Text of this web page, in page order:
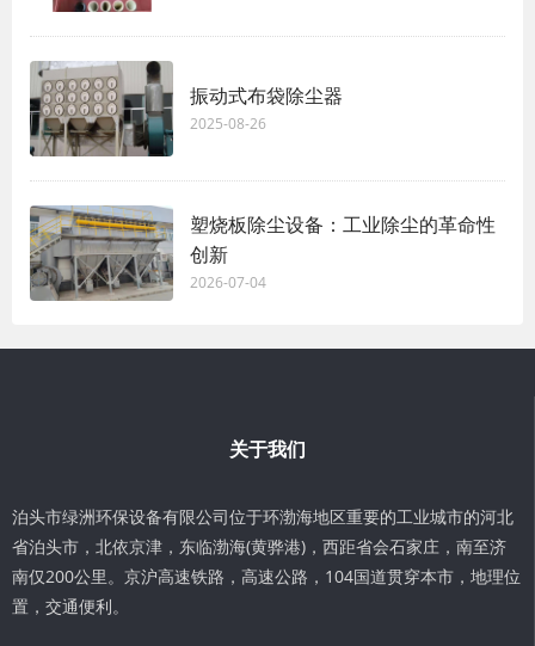
振动式布袋除尘器
2025-08-26
塑烧板除尘设备：工业除尘的革命性
创新
2026-07-04
关于我们
泊头市绿洲环保设备有限公司位于环渤海地区重要的工业城市的河北
省泊头市，北依京津，东临渤海(黄骅港)，西距省会石家庄，南至济
南仅200公里。京沪高速铁路，高速公路，104国道贯穿本市，地理位
置，交通便利。